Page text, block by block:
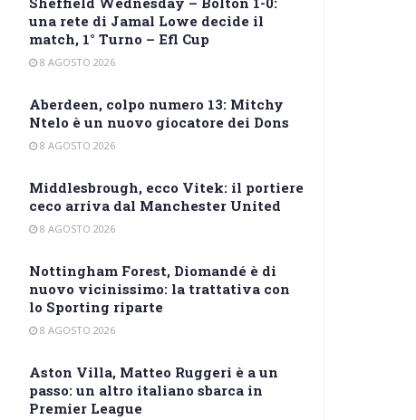
una rete di Jamal Lowe decide il
match, 1° Turno – Efl Cup
8 AGOSTO 2026
Aberdeen, colpo numero 13: Mitchy
Ntelo è un nuovo giocatore dei Dons
8 AGOSTO 2026
Middlesbrough, ecco Vitek: il portiere
ceco arriva dal Manchester United
8 AGOSTO 2026
Nottingham Forest, Diomandé è di
nuovo vicinissimo: la trattativa con
lo Sporting riparte
8 AGOSTO 2026
Aston Villa, Matteo Ruggeri è a un
passo: un altro italiano sbarca in
Premier League